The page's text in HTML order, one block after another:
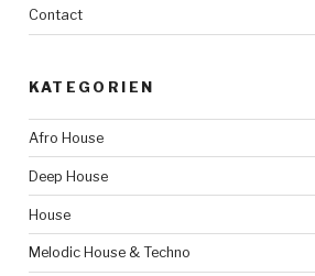
Contact
KATEGORIEN
Afro House
Deep House
House
Melodic House & Techno